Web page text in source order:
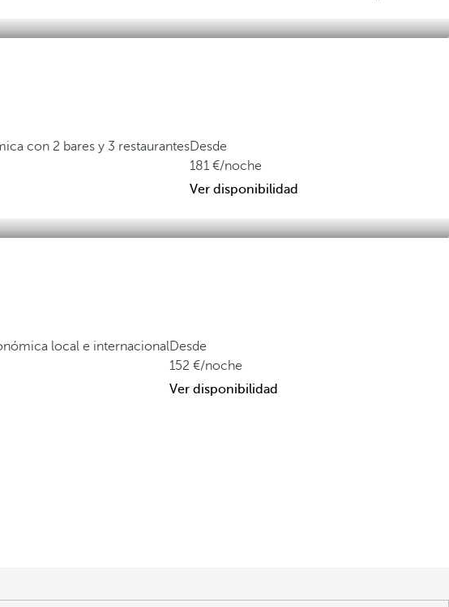
con 2 bares y 3 restaurantesDesde
181
/noche
Ver disponibilidad
local e internacionalDesde
152
/noche
Ver disponibilidad